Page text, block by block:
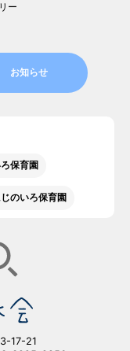
ー
お知らせ
保育園
のいろ保育園
17-21